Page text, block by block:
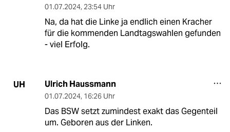
01.07.2024, 23:54 Uhr
Na, da hat die Linke ja endlich einen Kracher
für die kommenden Landtagswahlen gefunden
- viel Erfolg.
UH Ulrich Haussmann
01.07.2024, 16:26 Uhr
Das BSW setzt zumindest exakt das Gegenteil
um. Geboren aus der Linken.